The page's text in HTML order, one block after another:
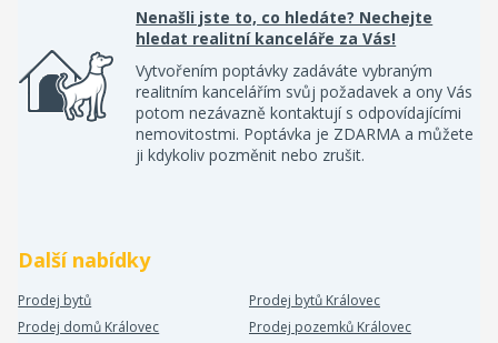
Nenašli jste to, co hledáte? Nechejte
hledat realitní kanceláře za Vás!
Vytvořením poptávky zadáváte vybraným
realitním kancelářím svůj požadavek a ony Vás
potom nezávazně kontaktují s odpovídajícími
nemovitostmi. Poptávka je ZDARMA a můžete
ji kdykoliv pozměnit nebo zrušit.
Další nabídky
Prodej bytů
Prodej bytů Královec
Prodej domů Královec
Prodej pozemků Královec